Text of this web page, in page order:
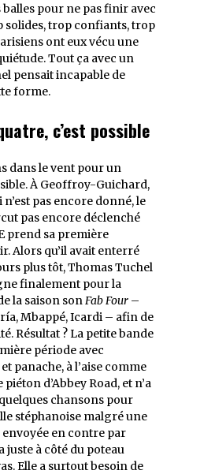
balles pour ne pas finir avec
solides, trop confiants, trop
ont eux vécu une
Tout ça avec un
pensait incapable de
forme.
c’est possible
dans le vent pour un
À Geoffroy-Guichard,
n’est pas encore donné, le
pas encore déclenché
prend sa première
Alors qu’il avait enterré
plus tôt, Thomas Tuchel
finalement pour la
la saison sonFab Four –
Mbappé, Icardi – afin de
Résultat ? La petite bande
période avec
panache, à l’aise comme
d’Abbey Road, et n’a
chansons pour
stéphanoise malgré une
en contre par
juste à côté du poteau
Elle a surtout besoin de